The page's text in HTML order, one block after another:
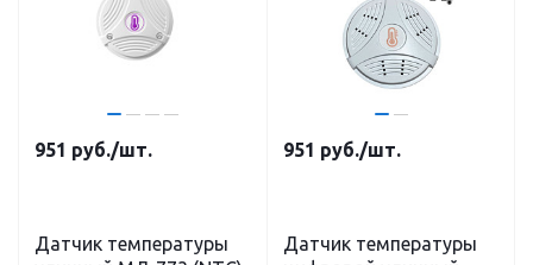
951 руб./шт.
Датчик температуры
951 руб./шт.
Датчик температуры